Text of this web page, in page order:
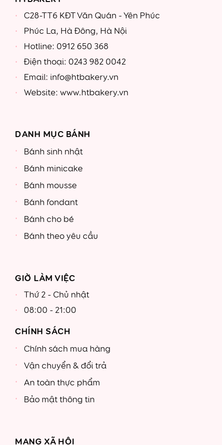
C28-TT6 KĐT Văn Quán - Yên Phúc
Phúc La, Hà Đông, Hà Nội
Hotline: 0912 650 368
Điện thoại: 0243 982 0042
Email: info@htbakery.vn
Website: www.htbakery.vn
DANH MỤC BÁNH
Bánh sinh nhật
Bánh minicake
Bánh mousse
Bánh fondant
Bánh cho bé
Bánh theo yêu cầu
GIỜ LÀM VIỆC
Thứ 2 - Chủ nhật
08:00 - 21:00
CHÍNH SÁCH
Chính sách mua hàng
Vận chuyển & đổi trả
An toàn thực phẩm
Bảo mật thông tin
MẠNG XÃ HỘI